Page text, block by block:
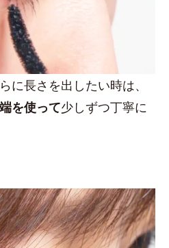
に長さを出したい時は、
を使って少しずつ丁寧に